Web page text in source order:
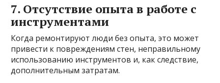
7. Отсутствие опыта в работе с
инструментами
Когда ремонтируют люди без опыта, это может
привести к повреждениям стен, неправильному
использованию инструментов и, как следствие,
дополнительным затратам.